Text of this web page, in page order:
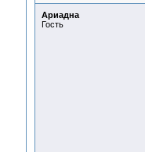
Ариадна
Гость